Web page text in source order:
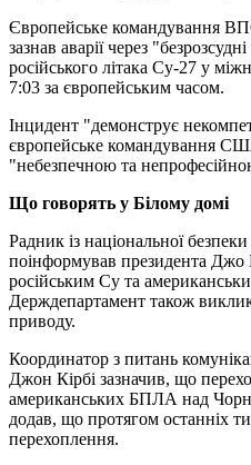
Європейське командування
зазнав аварії через
російського літака Су-27 у
7:03 за європейським часом.
Інцидент "демонструє
європейське командування
"небезпечною та
Що говорять у Білому домі
Радник із національної
поінформував президента Джо
російським Су та
Держдепартамент також
приводу.
Координатор з питань
Джон Кірбі зазначив, що
американських БПЛА над
додав, що протягом останніх
перехоплення.